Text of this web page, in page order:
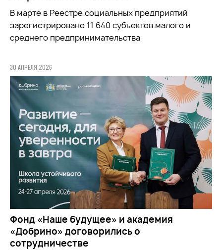
В марте в Реестре социальных предприятий
зарегистрировано 11 640 субъектов малого и
среднего предпринимательства
30 АПРЕЛЯ 2026
Фонд «Наше будущее» и академия
«Добрино» договорились о
сотрудничестве